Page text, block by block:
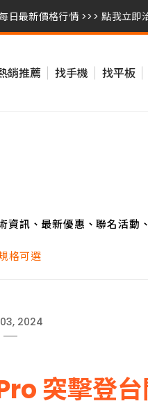
最新價格行情 >>> 點我立即
最新價格行情 >>> 點我立即洽
銷推薦 找手機 找平板
訊、最新優惠、聯名活動
格可選
03, 2024
突擊登台